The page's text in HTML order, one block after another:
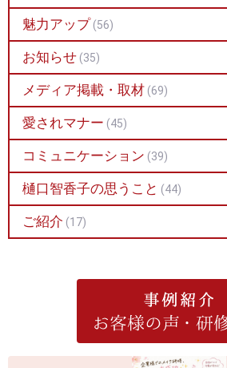
魅力アップ (56)
お知らせ (35)
メディア掲載・取材 (69)
愛されマナー (45)
コミュニケーション (39)
樋口智香子の思うこと (44)
ご紹介 (17)